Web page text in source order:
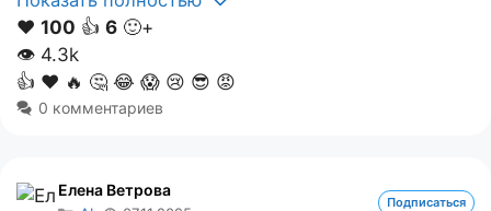
❤️ 100 👍 6 🙂+
👁 4.3k
👍 ❤️ 🔥 🤔 😂 😱 😢 😎 😡
0 комментариев
Елена Ветрова
Подписаться